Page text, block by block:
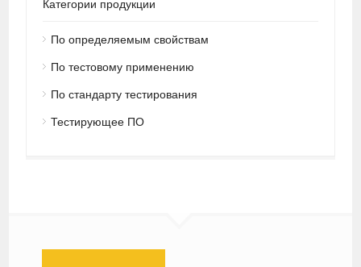
Категории продукции
По определяемым свойствам
По тестовому применению
По стандарту тестирования
Тестирующее ПО